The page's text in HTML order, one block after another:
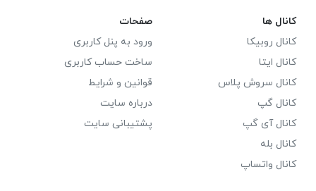
کانال ها
کانال روبیکا
کانال ایتا
کانال سروش پلاس
کانال گپ
کانال آی گپ
کانال بله
کانال واتساپ
صفحات
ورود به پنل کاربری
ساخت حساب کاربری
قوانین و شرایط
درباره سایت
پشتیبانی سایت